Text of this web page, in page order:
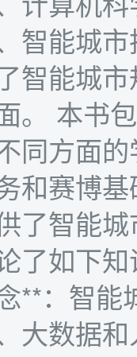
智能城
智能城
。 本书
同方面
和赛博
了智能
了如下
**：智能
大数据